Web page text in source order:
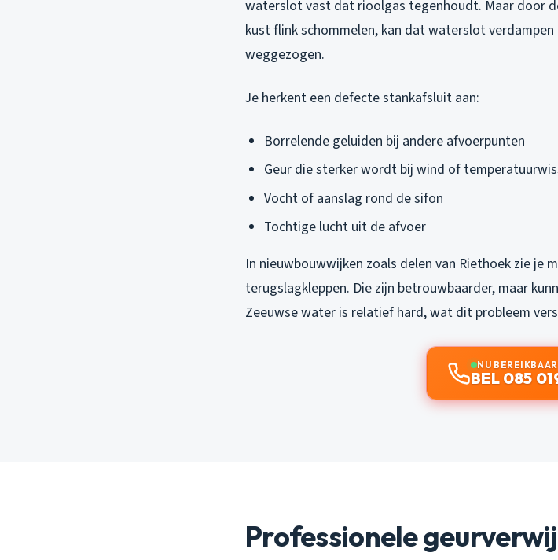
waterslot vast dat rioolgas tegenhoudt. Maar door
kust flink schommelen, kan dat waterslot
weggezogen.
Je herkent een defecte stankafsluit aan:
Borrelende geluiden bij andere afvoerpunten
Geur die sterker wordt bij wind of
Vocht of aanslag rond de sifon
Tochtige lucht uit de afvoer
In nieuwbouwwijken zoals delen van Riethoek zie je
terugslagkleppen. Die zijn betrouwbaarder, maar
Zeeuwse water is relatief hard, wat dit probleem
NU BEREIKBAAR
BEL 085
Professionele